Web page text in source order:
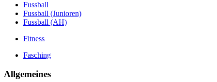
Fussball
Fussball (Junioren)
Fussball (AH)
Fitness
Fasching
Allgemeines